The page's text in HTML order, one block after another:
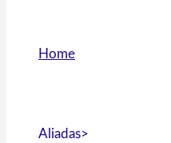
Home
Aliadas>